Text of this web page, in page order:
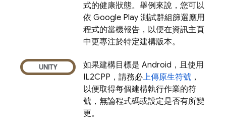
式的健康狀態。舉例來說，您可以
依 Google Play 測試群組篩選應用
程式的當機報告，以便在資訊主頁
中更專注於特定建構版本。
如果建構目標是 Android，且使用
IL2CPP，請務必上傳原生符號 ，
以便取得每個建構執行作業的符
號，無論程式碼或設定是否有所變
更。